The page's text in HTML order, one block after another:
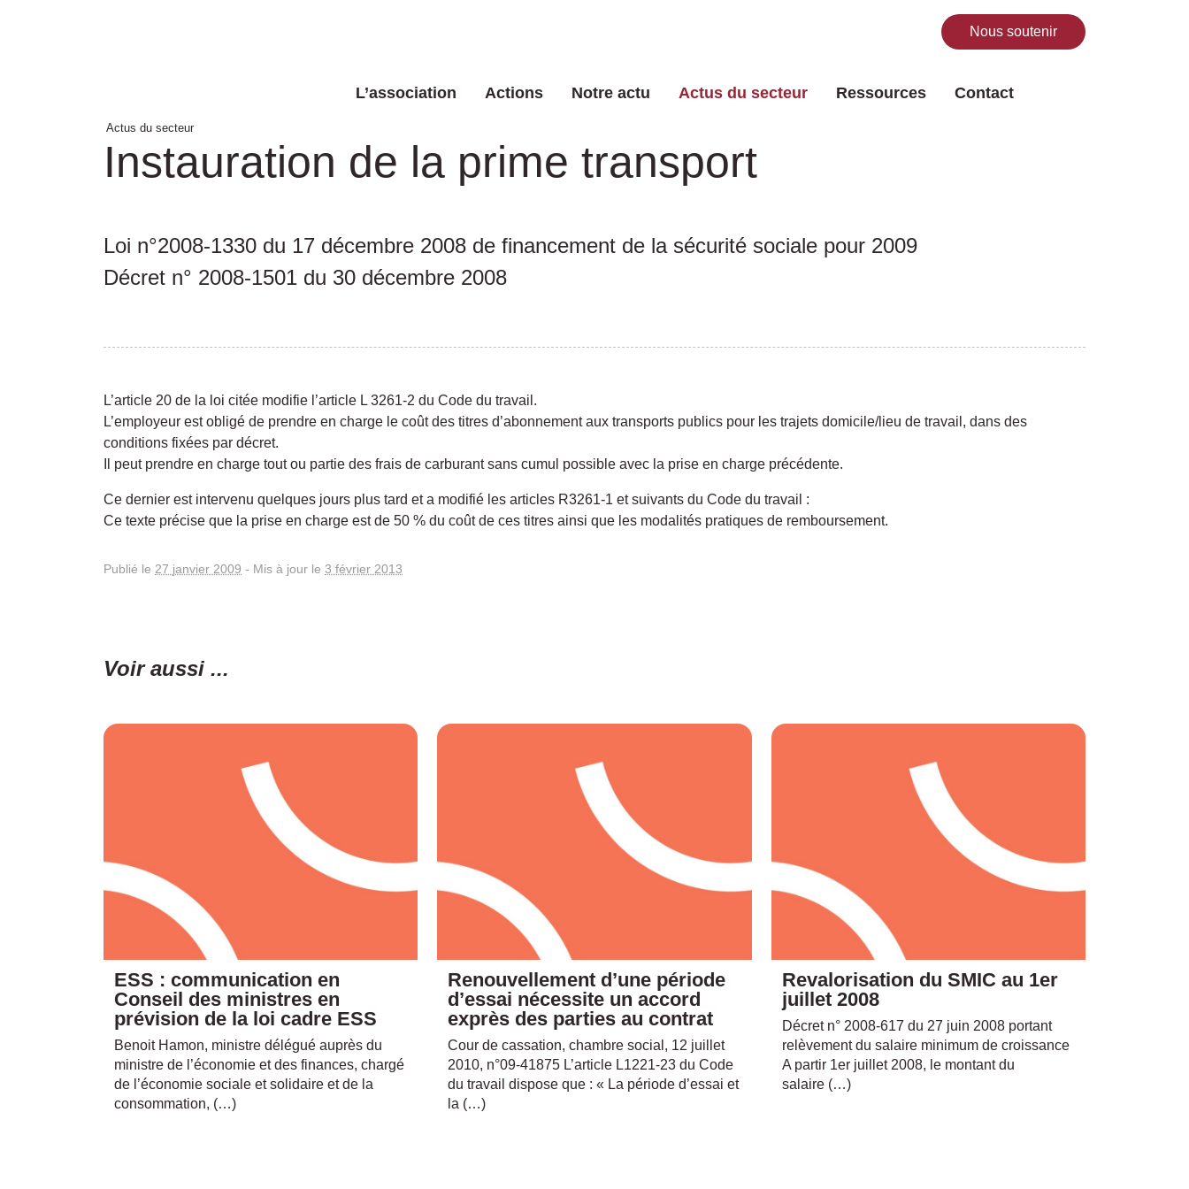
Rechercher
Nous soutenir
L’association Actions Notre actu Actus du secteur Ressources Contact
Actus du secteur
Instauration de la prime transport
Loi n°2008-1330 du 17 décembre 2008 de financement de la sécurité sociale pour 2009
Décret n° 2008-1501 du 30 décembre 2008
L’article 20 de la loi citée modifie l’article L 3261-2 du Code du travail.
L’employeur est obligé de prendre en charge le coût des titres d’abonnement aux transports publics pour les trajets domicile/lieu de travail, dans des
conditions fixées par décret.
Il peut prendre en charge tout ou partie des frais de carburant sans cumul possible avec la prise en charge précédente.
Ce dernier est intervenu quelques jours plus tard et a modifié les articles R3261-1 et suivants du Code du travail :
Ce texte précise que la prise en charge est de 50 % du coût de ces titres ainsi que les modalités pratiques de remboursement.
Publié le 27 janvier 2009 - Mis à jour le 3 février 2013
Voir aussi ...
ESS : communication en
Conseil des ministres en
prévision de la loi cadre ESS
Benoit Hamon, ministre délégué auprès du
ministre de l’économie et des finances, chargé
de l’économie sociale et solidaire et de la
consommation, (…)
Renouvellement d’une période
d’essai nécessite un accord
exprès des parties au contrat
Cour de cassation, chambre social, 12 juillet
2010, n°09-41875 L’article L1221-23 du Code
du travail dispose que : « La période d’essai et
la (…)
Revalorisation du SMIC au 1er
juillet 2008
Décret n° 2008-617 du 27 juin 2008 portant
relèvement du salaire minimum de croissance
A partir 1er juillet 2008, le montant du
salaire (…)